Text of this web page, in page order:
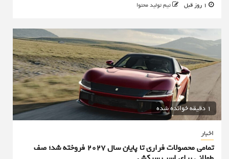
تیم تولید محتوا
1 دقیقه خوانده شده
اخبار
تمامی محصولات فراری تا پایان سال ۲۰۲۷ فروخته شد؛ صف